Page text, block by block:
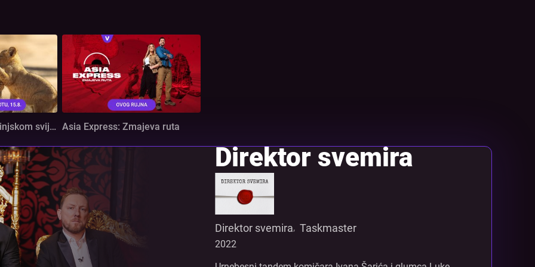
Roditeljstvo u životinjskom svijetu Asia Express: Zmajeva ruta
Direktor svemira
Direktor svemira, Taskmaster
2022